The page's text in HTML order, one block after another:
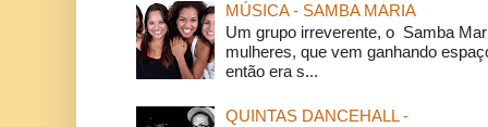
MÚSICA - SAMBA MARIA
Um grupo irreverente, o Samba
mulheres, que vem ganhando
então era s...
QUINTAS DANCEHALL -